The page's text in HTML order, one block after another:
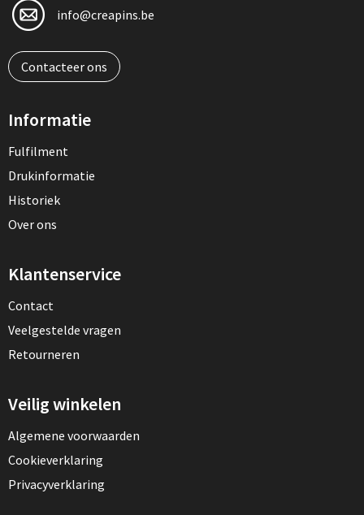
info@creapins.be
Contacteer ons
Informatie
Fulfilment
Drukinformatie
Historiek
Over ons
Klantenservice
Contact
Veelgestelde vragen
Retourneren
Veilig winkelen
Algemene voorwaarden
Cookieverklaring
Privacyverklaring